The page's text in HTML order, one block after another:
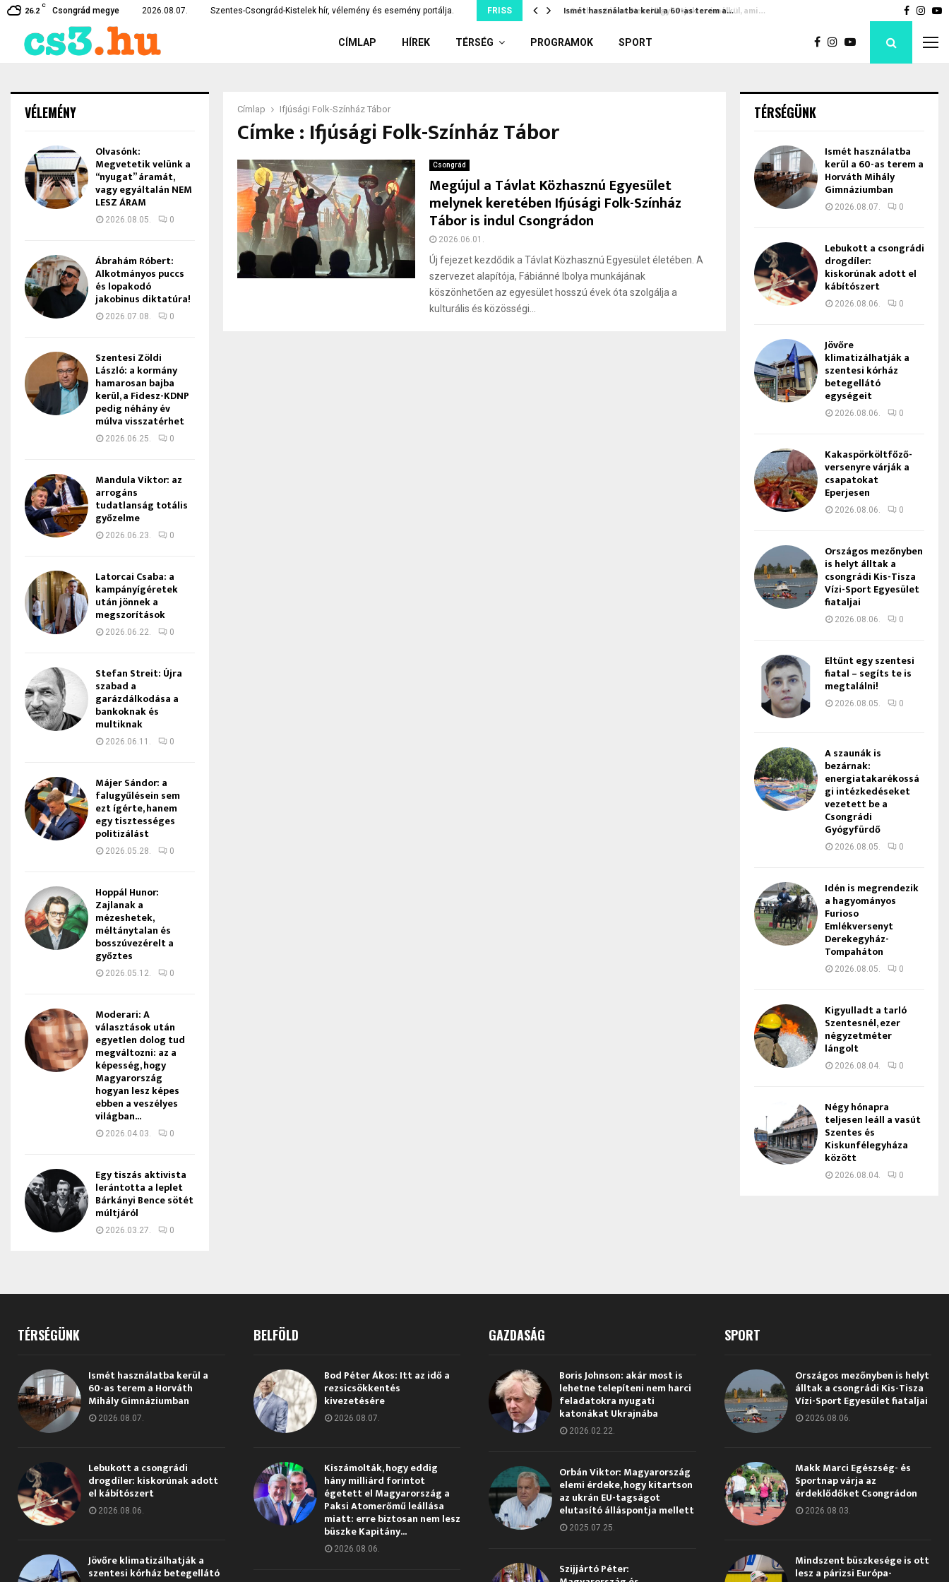
26.2
C
Csongrád megye 2026.08.07. Szentes-Csongrád-Kistelek hír, vélemény és esemény portálja. FRISS
Czirbus Gábor: Nem hagyhatjuk szó nélkül, ami… Ismét használatba kerül a 60-as terem a… Bod
CÍMLAP HÍREK TÉRSÉG PROGRAMOK SPORT
Címlap Ifjúsági Folk-Színház Tábor
Címke : Ifjúsági Folk-Színház Tábor
Csongrád
Megújul a Távlat Közhasznú Egyesület
melynek keretében Ifjúsági Folk-Színház
Tábor is indul Csongrádon
2026.06.01.
Új fejezet kezdődik a Távlat Közhasznú Egyesület életében. A
szervezet alapítója, Fábiánné Ibolya munkájának
köszönhetően az egyesület hosszú évek óta szolgálja a
kulturális és közösségi...
VÉLEMÉNY
Olvasónk:
Megvetetik velünk a
“nyugat” áramát,
vagy egyáltalán NEM
LESZ ÁRAM
2026.08.05. 0
Ábrahám Róbert:
Alkotmányos puccs
és lopakodó
jakobinus diktatúra!
2026.07.08. 0
Szentesi Zöldi
László: a kormány
hamarosan bajba
kerül, a Fidesz-KDNP
pedig néhány év
múlva visszatérhet
2026.06.25. 0
Mandula Viktor: az
arrogáns
tudatlanság totális
győzelme
2026.06.23. 0
Latorcai Csaba: a
kampányígéretek
után jönnek a
megszorítások
2026.06.22. 0
Stefan Streit: Újra
szabad a
garázdálkodása a
bankoknak és
multiknak
2026.06.11. 0
Májer Sándor: a
falugyűlésein sem
ezt ígérte, hanem
egy tisztességes
politizálást
2026.05.28. 0
Hoppál Hunor:
Zajlanak a
mézeshetek,
méltánytalan és
bosszúvezérelt a
győztes
2026.05.12. 0
Moderari: A
választások után
egyetlen dolog tud
megváltozni: az a
képesség, hogy
Magyarország
hogyan lesz képes
ebben a veszélyes
világban...
2026.04.03. 0
Egy tiszás aktivista
lerántotta a leplet
Bárkányi Bence sötét
múltjáról
2026.03.27. 0
TÉRSÉGÜNK
Ismét használatba
kerül a 60-as terem a
Horváth Mihály
Gimnáziumban
2026.08.07. 0
Lebukott a csongrádi
drogdíler:
kiskorúnak adott el
kábítószert
2026.08.06. 0
Jövőre
klimatizálhatják a
szentesi kórház
betegellátó
egységeit
2026.08.06. 0
Kakaspörköltfőző-
versenyre várják a
csapatokat
Eperjesen
2026.08.06. 0
Országos mezőnyben
is helyt álltak a
csongrádi Kis-Tisza
Vízi-Sport Egyesület
fiataljai
2026.08.06. 0
Eltűnt egy szentesi
fiatal – segíts te is
megtalálni!
2026.08.05. 0
A szaunák is
bezárnak:
energiatakarékossá
gi intézkedéseket
vezetett be a
Csongrádi
Gyógyfürdő
2026.08.05. 0
Idén is megrendezik
a hagyományos
Furioso
Emlékversenyt
Derekegyház-
Tompaháton
2026.08.05. 0
Kigyulladt a tarló
Szentesnél, ezer
négyzetméter
lángolt
2026.08.04. 0
Négy hónapra
teljesen leáll a vasút
Szentes és
Kiskunfélegyháza
között
2026.08.04. 0
TÉRSÉGÜNK
Ismét használatba kerül a
60-as terem a Horváth
Mihály Gimnáziumban
2026.08.07.
Lebukott a csongrádi
drogdíler: kiskorúnak adott
el kábítószert
2026.08.06.
Jövőre klimatizálhatják a
szentesi kórház betegellátó
BELFÖLD
Bod Péter Ákos: Itt az idő a
rezsicsökkentés
kivezetésére
2026.08.07.
Kiszámolták, hogy eddig
hány milliárd forintot
égetett el Magyarország a
Paksi Atomerőmű leállása
miatt: erre biztosan nem lesz
büszke Kapitány...
2026.08.06.
GAZDASÁG
Boris Johnson: akár most is
lehetne telepíteni nem harci
feladatokra nyugati
katonákat Ukrajnába
2026.02.22.
Orbán Viktor: Magyarország
elemi érdeke, hogy kitartson
az ukrán EU-tagságot
elutasító álláspontja mellett
2025.07.25.
Szijjártó Péter:
SPORT
Országos mezőnyben is helyt
álltak a csongrádi Kis-Tisza
Vízi-Sport Egyesület fiataljai
2026.08.06.
Makk Marci Egészség- és
Sportnap várja az
érdeklődőket Csongrádon
2026.08.03.
Mindszent büszkesége is ott
lesz a párizsi Európa-